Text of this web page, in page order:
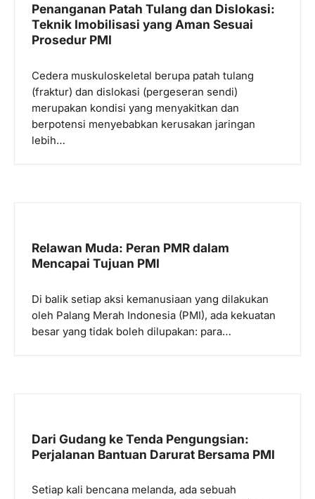
Penanganan Patah Tulang dan Dislokasi:
Teknik Imobilisasi yang Aman Sesuai
Prosedur PMI
Cedera muskuloskeletal berupa patah tulang
(fraktur) dan dislokasi (pergeseran sendi)
merupakan kondisi yang menyakitkan dan
berpotensi menyebabkan kerusakan jaringan
lebih…
Relawan Muda: Peran PMR dalam
Mencapai Tujuan PMI
Di balik setiap aksi kemanusiaan yang dilakukan
oleh Palang Merah Indonesia (PMI), ada kekuatan
besar yang tidak boleh dilupakan: para…
Dari Gudang ke Tenda Pengungsian:
Perjalanan Bantuan Darurat Bersama PMI
Setiap kali bencana melanda, ada sebuah